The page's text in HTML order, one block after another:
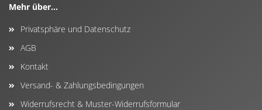
Mehr über...
Privatsphäre und Datenschutz
AGB
Kontakt
Versand- & Zahlungsbedingungen
Widerrufsrecht & Muster-Widerrufsformular